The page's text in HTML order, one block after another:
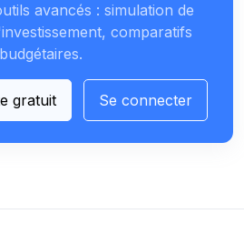
avancés : simulation de
comparatifs
budgétaires.
gratuit Se connecter